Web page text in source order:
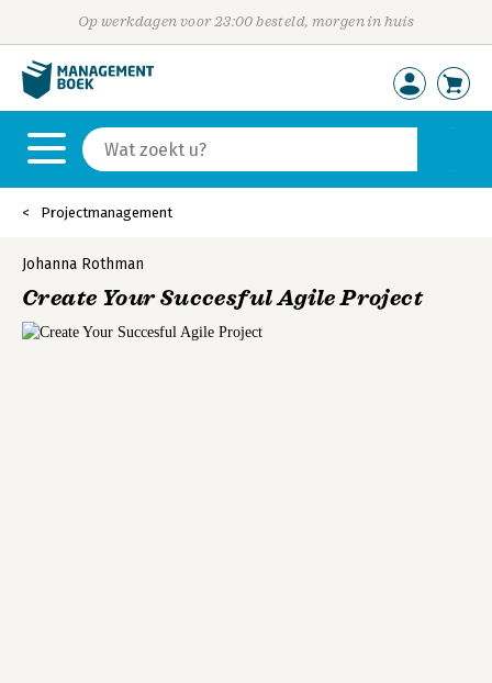
Op werkdagen voor 23:00 besteld, morgen in huis
Projectmanagement
Johanna Rothman
Create Your Succesful Agile Project